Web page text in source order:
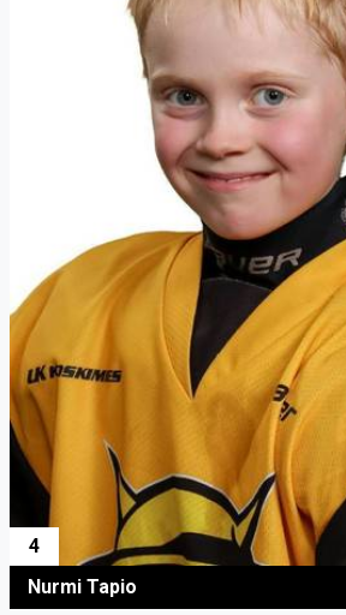
4
Nurmi Tapio